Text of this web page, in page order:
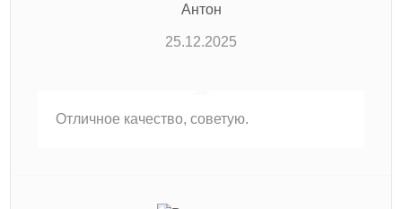
Антон
25.12.2025
Отличное качество, советую.